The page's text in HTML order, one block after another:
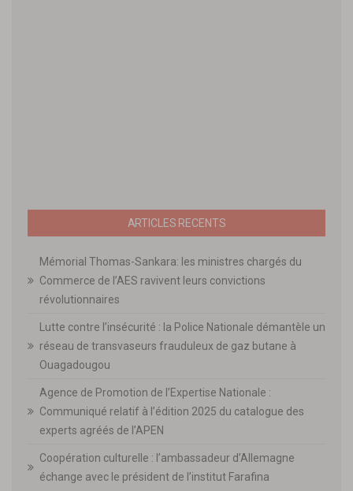
ARTICLES RECENTS
Mémorial Thomas-Sankara: les ministres chargés du
Commerce de l’AES ravivent leurs convictions
révolutionnaires
Lutte contre l’insécurité : la Police Nationale démantèle un
réseau de transvaseurs frauduleux de gaz butane à
Ouagadougou
Agence de Promotion de l’Expertise Nationale :
Communiqué relatif à l’édition 2025 du catalogue des
experts agréés de l’APEN
Coopération culturelle : l’ambassadeur d’Allemagne
échange avec le président de l’institut Farafina